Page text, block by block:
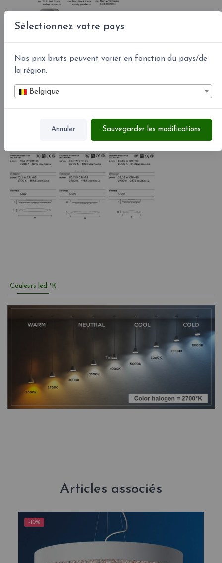
Sélectionnez votre pays
Nos prix bruts peuvent varier en fonction du pays/de
la région.
Belgique
Annuler Sauvegarder les modifications
Couleurs led °K
Articles associés
-10%